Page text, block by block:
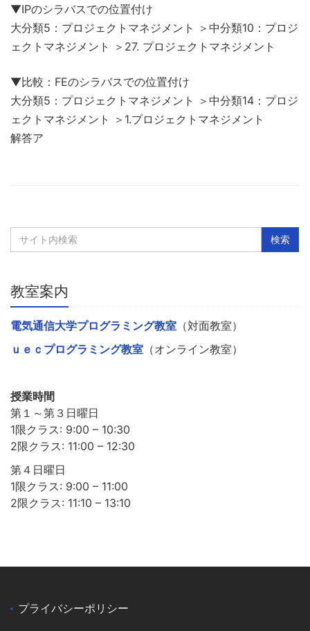
▼IPのシラバスでの位置付け
大分類5：プロジェクトマネジメント ＞中分類10：プロジ
ェクトマネジメント ＞27. プロジェクトマネジメント
▼比較：FEのシラバスでの位置付け
大分類5：プロジェクトマネジメント ＞中分類14：プロジ
ェクトマネジメント ＞1.プロジェクトマネジメント
解答ア
教室案内
電気通信大学プログラミング教室 （対面教室）
ｕｅｃプログラミング教室 （オンライン教室）
授業時間
第１～第３日曜日
1限クラス: 9:00 – 10:30
2限クラス: 11:00 – 12:30
第４日曜日
1限クラス: 9:00 – 11:00
2限クラス: 11:10 – 13:10
プライバシーポリシー